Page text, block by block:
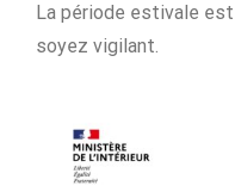
La période estivale
soyez vigilant.